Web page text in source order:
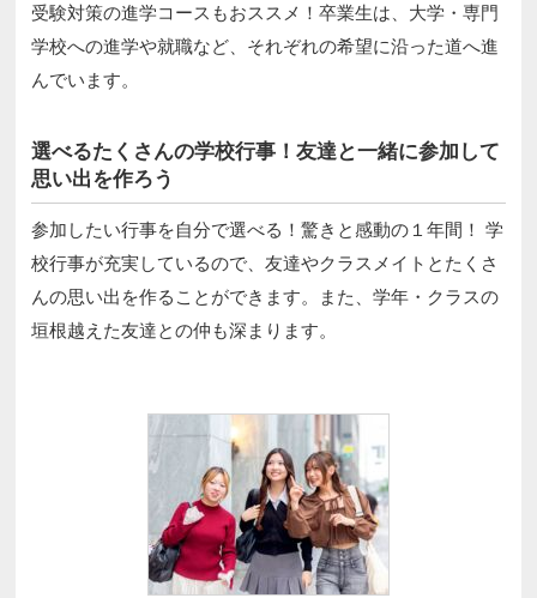
受験対策の進学コースもおススメ！卒業生は、大学・専門
学校への進学や就職など、それぞれの希望に沿った道へ進
んでいます。
選べるたくさんの学校行事！友達と一緒に参加して
思い出を作ろう
参加したい行事を自分で選べる！驚きと感動の１年間！ 学
校行事が充実しているので、友達やクラスメイトとたくさ
んの思い出を作ることができます。また、学年・クラスの
垣根越えた友達との仲も深まります。